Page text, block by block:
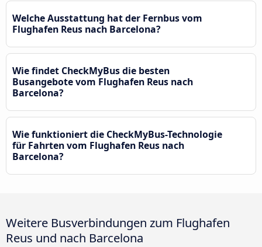
Welche Ausstattung hat der Fernbus vom
Flughafen Reus nach Barcelona?
Wie findet CheckMyBus die besten
Busangebote vom Flughafen Reus nach
Barcelona?
Wie funktioniert die CheckMyBus-Technologie
für Fahrten vom Flughafen Reus nach
Barcelona?
Weitere Busverbindungen zum Flughafen
Reus und nach Barcelona